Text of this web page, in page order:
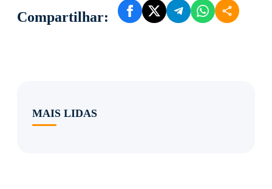
Compartilhar:
MAIS LIDAS